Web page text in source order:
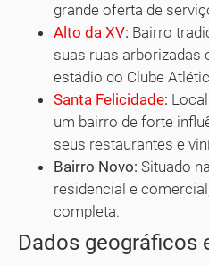
grande oferta de
Alto da XV: Bairro
suas ruas arborizadas
estádio do Clube
Santa Felicidade:
um bairro de forte
seus restaurantes e
Bairro Novo: Situado
residencial e
completa.
Dados geográficos